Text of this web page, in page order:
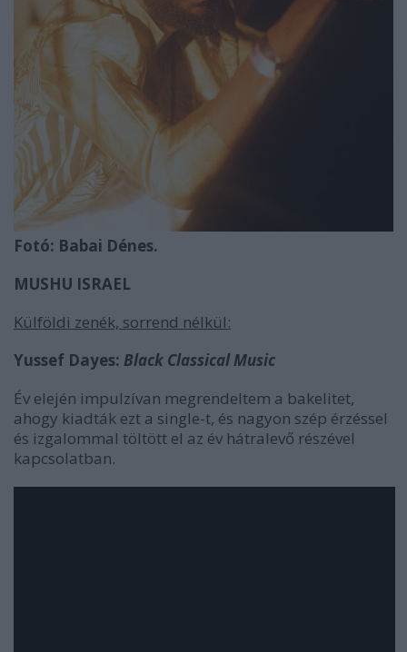
Fotó: Babai Dénes.
MUSHU ISRAEL
Külföldi zenék, sorrend nélkül:
Yussef Dayes: Black Classical Music
Év elején impulzívan megrendeltem a bakelitet,
ahogy kiadták ezt a single-t, és nagyon szép érzéssel
és izgalommal töltött el az év hátralevő részével
kapcsolatban.